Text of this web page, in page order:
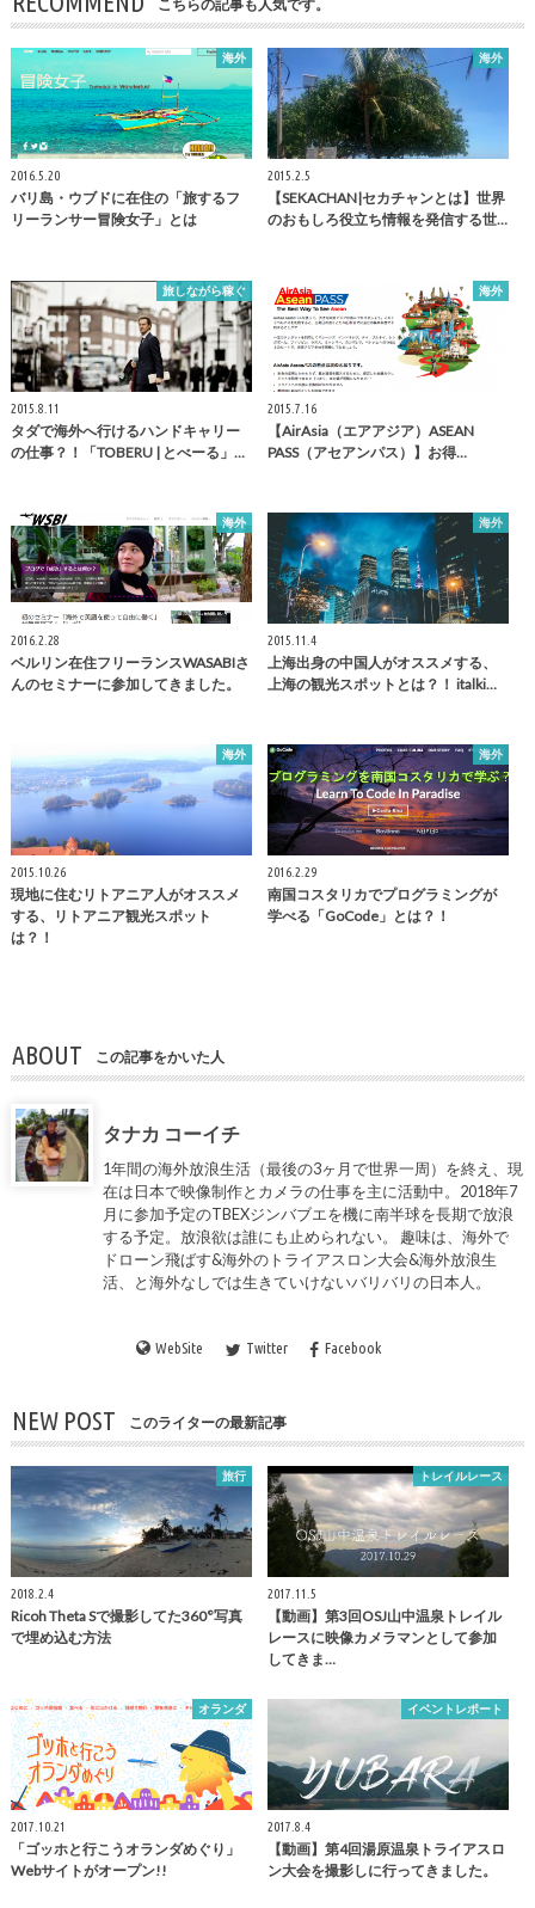
こちらの記事も人気です。
海外
2016.5.20
バリ島・ウブドに在住の「旅するフ
リーランサー冒険女子」とは
海外
2015.2.5
【SEKACHAN|セカチャンとは】世界
のおもしろ役立ち情報を発信する世…
旅しながら稼ぐ
2015.8.11
タダで海外へ行けるハンドキャリー
の仕事？！「TOBERU | とべーる」…
海外
2015.7.16
【AirAsia（エアアジア）ASEAN
PASS（アセアンパス）】お得…
海外
2016.2.28
ベルリン在住フリーランスWASABIさ
んのセミナーに参加してきました。
海外
2015.11.4
上海出身の中国人がオススメする、
上海の観光スポットとは？！ italki…
海外
2015.10.26
現地に住むリトアニア人がオススメ
する、リトアニア観光スポット
は？！
海外
2016.2.29
南国コスタリカでプログラミングが
学べる「GoCode」とは？！
ABOUT この記事をかいた人
タナカ コーイチ
1年間の海外放浪生活（最後の3ヶ月で世界一周）を終え、現
在は日本で映像制作とカメラの仕事を主に活動中。2018年7
月に参加予定のTBEXジンバブエを機に南半球を長期で放浪
する予定。放浪欲は誰にも止められない。 趣味は、海外で
ドローン飛ばす&海外のトライアスロン大会&海外放浪生
活、と海外なしでは生きていけないバリバリの日本人。
WebSite Twitter Facebook
NEW POST このライターの最新記事
旅行
2018.2.4
Ricoh Theta Sで撮影してた360°写真
で埋め込む方法
トレイルレース
2017.11.5
【動画】第3回OSJ山中温泉トレイル
レースに映像カメラマンとして参加
してきま…
オランダ
2017.10.21
「ゴッホと行こうオランダめぐり」
Webサイトがオープン!!
イベントレポート
2017.8.4
【動画】第4回湯原温泉トライアスロ
ン大会を撮影しに行ってきました。